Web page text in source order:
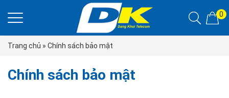
0
Trang chủ » Chính sách bảo mật
Chính sách bảo mật